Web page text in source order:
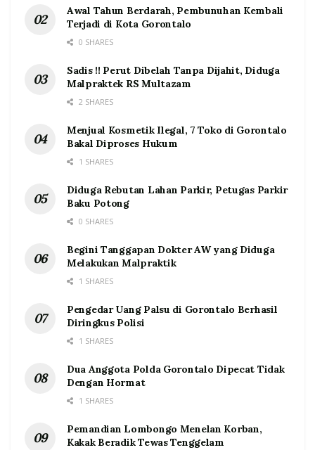
Awal Tahun Berdarah, Pembunuhan Kembali
Terjadi di Kota Gorontalo
0 SHARES
Sadis !! Perut Dibelah Tanpa Dijahit, Diduga
Malpraktek RS Multazam
2 SHARES
Menjual Kosmetik Ilegal, 7 Toko di Gorontalo
Bakal Diproses Hukum
1 SHARES
Diduga Rebutan Lahan Parkir, Petugas Parkir
Baku Potong
0 SHARES
Begini Tanggapan Dokter AW yang Diduga
Melakukan Malpraktik
1 SHARES
Pengedar Uang Palsu di Gorontalo Berhasil
Diringkus Polisi
1 SHARES
Dua Anggota Polda Gorontalo Dipecat Tidak
Dengan Hormat
1 SHARES
Pemandian Lombongo Menelan Korban,
Kakak Beradik Tewas Tenggelam